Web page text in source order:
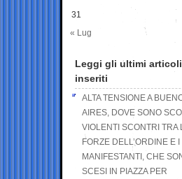
31
« Lug
Leggi gli ultimi articoli
inseriti
ALTA TENSIONE A
AIRES, DOVE SONO
VIOLENTI SCONTRI TRA
FORZE DELL’ORDINE E I
MANIFESTANTI, CHE
SCESI IN PIAZZA PER